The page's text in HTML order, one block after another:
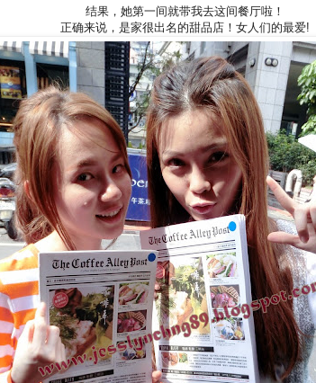
结果，她第一间就带我去这间餐厅啦！
正确来说，是家很出名的甜品店！女人们的最爱!